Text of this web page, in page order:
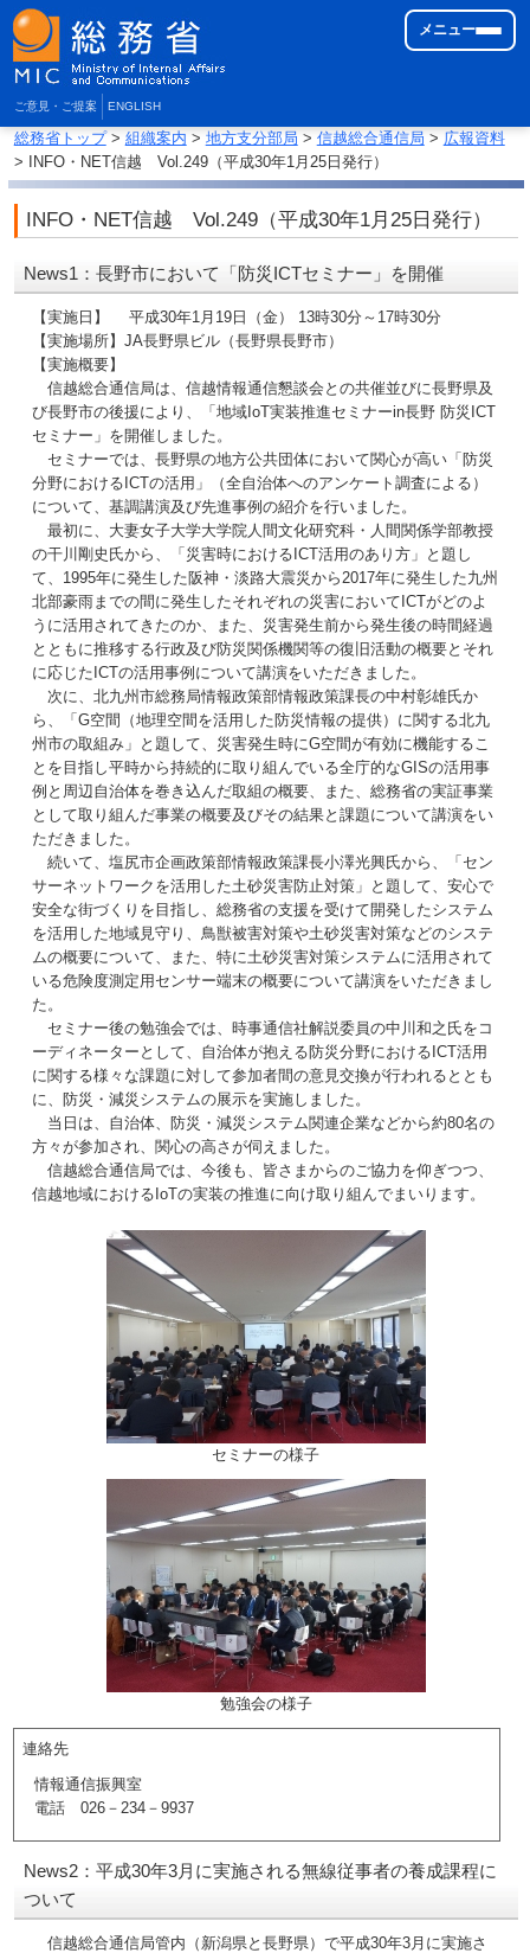
ご意見・ご提案 ENGLISH
メニュー
総務省トップ> 組織案内 > 地方支分部局 > 信越総合通信局 > 広報資料
> INFO・NET信越 Vol.249（平成30年1月25日発行）
INFO・NET信越 Vol.249（平成30年1月25日発行）
News1：長野市において「防災ICTセミナー」を開催
【実施日】 平成30年1月19日（金） 13時30分～17時30分
【実施場所】JA長野県ビル（長野県長野市）
【実施概要】
信越総合通信局は、信越情報通信懇談会との共催並びに長野県及
び長野市の後援により、「地域IoT実装推進セミナーin長野 防災ICT
セミナー」を開催しました。
セミナーでは、長野県の地方公共団体において関心が高い「防災
分野におけるICTの活用」（全自治体へのアンケート調査による）
について、基調講演及び先進事例の紹介を行いました。
最初に、大妻女子大学大学院人間文化研究科・人間関係学部教授
の干川剛史氏から、「災害時におけるICT活用のあり方」と題し
て、1995年に発生した阪神・淡路大震災から2017年に発生した九州
北部豪雨までの間に発生したそれぞれの災害においてICTがどのよ
うに活用されてきたのか、また、災害発生前から発生後の時間経過
とともに推移する行政及び防災関係機関等の復旧活動の概要とそれ
に応じたICTの活用事例について講演をいただきました。
次に、北九州市総務局情報政策部情報政策課長の中村彰雄氏か
ら、「G空間（地理空間を活用した防災情報の提供）に関する北九
州市の取組み」と題して、災害発生時にG空間が有効に機能するこ
とを目指し平時から持続的に取り組んでいる全庁的なGISの活用事
例と周辺自治体を巻き込んだ取組の概要、また、総務省の実証事業
として取り組んだ事業の概要及びその結果と課題について講演をい
ただきました。
続いて、塩尻市企画政策部情報政策課長小澤光興氏から、「セン
サーネットワークを活用した土砂災害防止対策」と題して、安心で
安全な街づくりを目指し、総務省の支援を受けて開発したシステム
を活用した地域見守り、鳥獣被害対策や土砂災害対策などのシステ
ムの概要について、また、特に土砂災害対策システムに活用されて
いる危険度測定用センサー端末の概要について講演をいただきまし
た。
セミナー後の勉強会では、時事通信社解説委員の中川和之氏をコ
ーディネーターとして、自治体が抱える防災分野におけるICT活用
に関する様々な課題に対して参加者間の意見交換が行われるととも
に、防災・減災システムの展示を実施しました。
当日は、自治体、防災・減災システム関連企業などから約80名の
方々が参加され、関心の高さが伺えました。
信越総合通信局では、今後も、皆さまからのご協力を仰ぎつつ、
信越地域におけるIoTの実装の推進に向け取り組んでまいります。
セミナーの様子
勉強会の様子
連絡先
情報通信振興室
電話 026－234－9937
News2：平成30年3月に実施される無線従事者の養成課程に
ついて
信越総合通信局管内（新潟県と長野県）で平成30年3月に実施さ